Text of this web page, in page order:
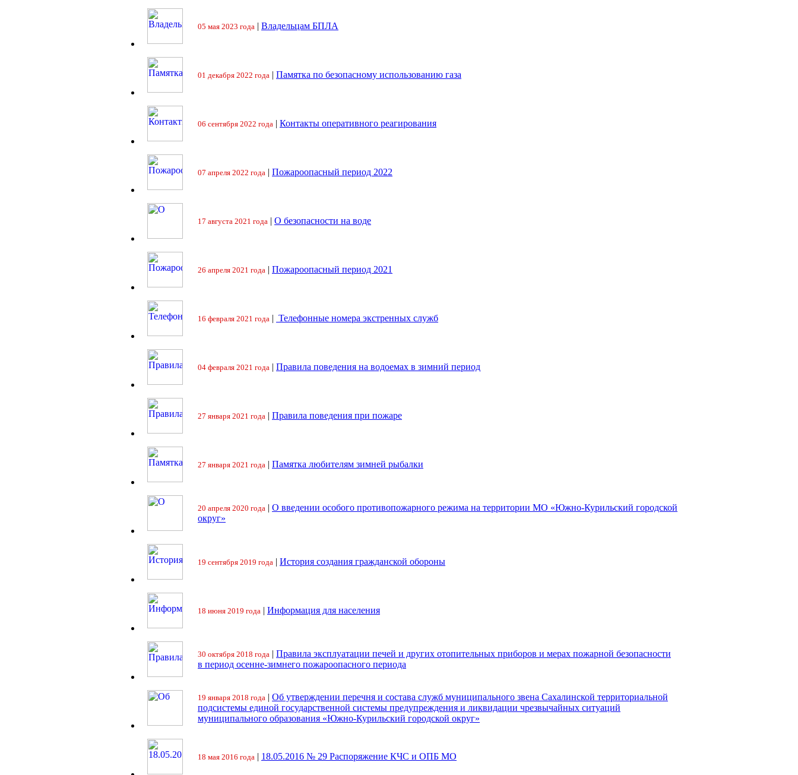
05 мая 2023 года | Владельцам БПЛА
01 декабря 2022 года | Памятка по безопасному использованию газа
06 сентября 2022 года | Контакты оперативного реагирования
07 апреля 2022 года | Пожароопасный период 2022
17 августа 2021 года | О безопасности на воде
26 апреля 2021 года | Пожароопасный период 2021
16 февраля 2021 года | Телефонные номера экстренных служб
04 февраля 2021 года | Правила поведения на водоемах в зимний период
27 января 2021 года | Правила поведения при пожаре
27 января 2021 года | Памятка любителям зимней рыбалки
20 апреля 2020 года | О введении особого противопожарного режима на территории МО «Южно-Курильский городской
округ»
19 сентября 2019 года | История создания гражданской обороны
18 июня 2019 года | Информация для населения
30 октября 2018 года | Правила эксплуатации печей и других отопительных приборов и мерах пожарной безопасности
в период осенне-зимнего пожароопасного периода
19 января 2018 года | Об утверждении перечня и состава служб муниципального звена Сахалинской территориальной
подсистемы единой государственной системы предупреждения и ликвидации чрезвычайных ситуаций
муниципального образования «Южно-Курильский городской округ»
18 мая 2016 года | 18.05.2016 № 29 Распоряжение КЧС и ОПБ МО